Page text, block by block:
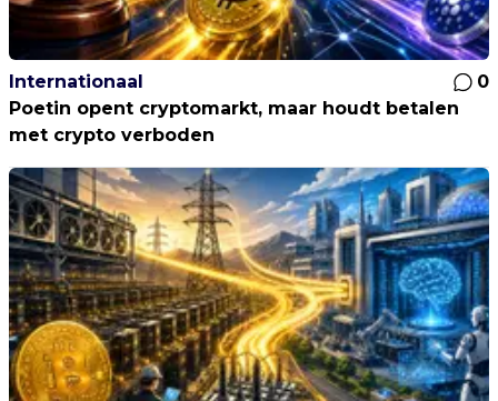
Internationaal
0
Poetin opent cryptomarkt, maar houdt betalen
met crypto verboden